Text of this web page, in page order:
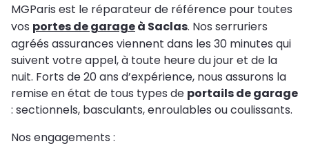
MGParis est le réparateur de référence pour toutes
vos portes de garageà Saclas. Nos serruriers
agréés assurances viennent dans les 30 minutes qui
suivent votre appel, à toute heure du jour et de la
nuit. Forts de 20 ans d’expérience, nous assurons la
remise en état de tous types de portails de garage
: sectionnels, basculants, enroulables ou coulissants.
Nos engagements :